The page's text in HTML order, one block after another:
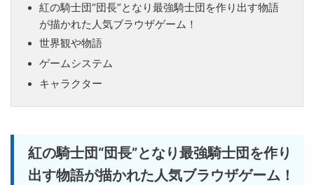
紅の騎士団“団長”となり最強騎士団を作り出す物語
が描かれた人気ブラウザゲーム！
世界観や物語
ゲームシステム
キャラクター
紅の騎士団“団長”となり最強騎士団を作り
出す物語が描かれた人気ブラウザゲーム！